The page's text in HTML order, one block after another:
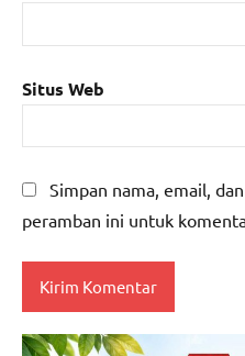
Situs Web
Simpan nama, email,
peramban ini untuk